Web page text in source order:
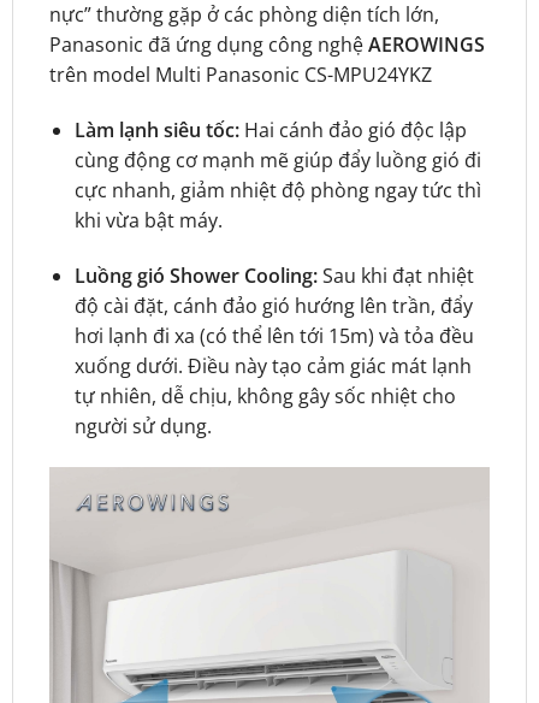
nực” thường gặp ở các phòng diện tích lớn,
Panasonic đã ứng dụng công nghệAEROWINGS
trên model Multi Panasonic CS-MPU24YKZ
Làm lạnh siêu tốc:Hai cánh đảo gió độc lập
cùng động cơ mạnh mẽ giúp đẩy luồng gió đi
cực nhanh, giảm nhiệt độ phòng ngay tức thì
khi vừa bật máy.
Luồng gió Shower Cooling:Sau khi đạt nhiệt
độ cài đặt, cánh đảo gió hướng lên trần, đẩy
hơi lạnh đi xa (có thể lên tới 15m) và tỏa đều
xuống dưới. Điều này tạo cảm giác mát lạnh
tự nhiên, dễ chịu, không gây sốc nhiệt cho
người sử dụng.